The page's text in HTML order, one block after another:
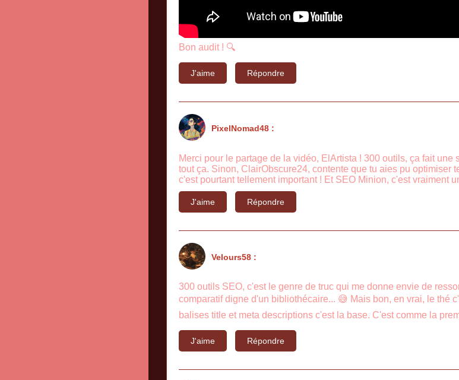
Bon audit ! 🔍
J'aime Répondre
PixelNomad48 :
Merci pour le partage de la vidéo, ElArtista ! 300 outils, ça fait
tout ça. Sinon, ClairObscure24, contente que tu aies pu
c'est pourtant tellement important ! Et SEO Minion, c'est vraiment
J'aime Répondre
Velours58 :
300 outils SEO, c'est le genre de truc qui me donne envie de
comparatif digne d'un bibliothécaire... 😅 Mais bon, en vrai, le thé
balises title et meta descriptions c'est la base. C'est comme la
J'aime Répondre